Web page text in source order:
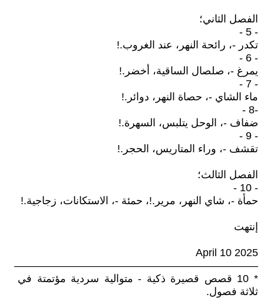
الفصل الثاني؛
- 5 -
تكدر -، رائحة النهر، عند الغروب.!
- 6 -
يمرغ -، صلصال الساقية، أخضر.!
- 7 -
ماء الشاي -، حصاة النهر، دوائر.!
-8 -
ضفاف -، الوحل يتلبس، السهرة.!
- 9 -
تقشف -، وراء المتاريس، الحجر.!
الفصل الثالث؛
- 10 -
حمأة -، شاي النهر، مرير.!، حمئة -، الاستكانات، زجاجية.!
إنتهت
April 10 2025
———————————————————————
* 10 قصص قصيرة ذكية - متوالية سردية مؤتمتة في
ثلاثة فصول.